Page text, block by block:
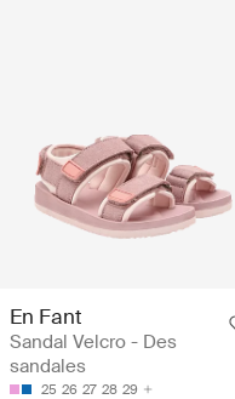
En Fant
Sandal Velcro - Des
sandales
25 26 27 28 29